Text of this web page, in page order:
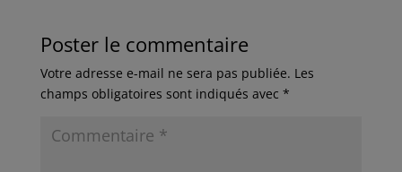
Poster le commentaire
Votre adresse e-mail ne sera pas publiée. Les
champs obligatoires sont indiqués avec *